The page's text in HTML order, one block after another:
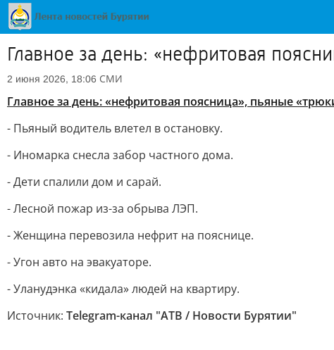
Главное за день: «нефритовая
2 июня 2026, 18:06 СМИ
Главное за день: «нефритовая поясница», пьяные
- Пьяный водитель влетел в остановку.
- Иномарка снесла забор частного дома.
- Дети спалили дом и сарай.
- Лесной пожар из-за обрыва ЛЭП.
- Женщина перевозила нефрит на пояснице.
- Угон авто на эвакуаторе.
- Уланудэнка «кидала» людей на квартиру.
Источник: Telegram-канал "АТВ / Новости Бурятии"